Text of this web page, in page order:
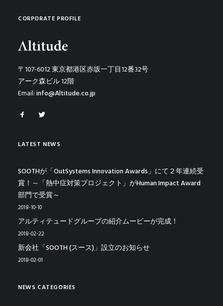
CORPORATE PROFILE
〒107-6012 東京都港区赤坂一丁目12番32号
アーク森ビル 12階
Email:info@Altitude.co.jp
LATEST NEWS
SOOTHが「OutSystems Innovation Awards」にて２年連続受
賞！～「熱中症対策プロジェクト」がHuman Impact Award
部門で受賞～
2018-10-10
アルティテュードグループの紹介ムービーが完成！
2018-02-22
新会社「SOOTH (スース)」設立のお知らせ
2018-02-01
NEWS CATEGORIES